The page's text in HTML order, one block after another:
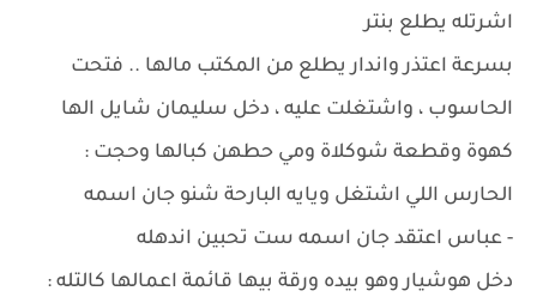
اشرتله يطلع بنتر
بسرعة اعتذر واندار يطلع من المكتب مالها .. فتحت
الحاسوب ، واشتغلت عليه ، دخل سليمان شايل الها
كهوة وقطعة شوكلاة ومي حطهن كبالها وحجت :
الحارس اللي اشتغل ويايه البارحة شنو جان اسمه
- عباس اعتقد جان اسمه ست تحبين اندهله
دخل هوشيار وهو بيده ورقة بيها قائمة اعمالها كالتله :